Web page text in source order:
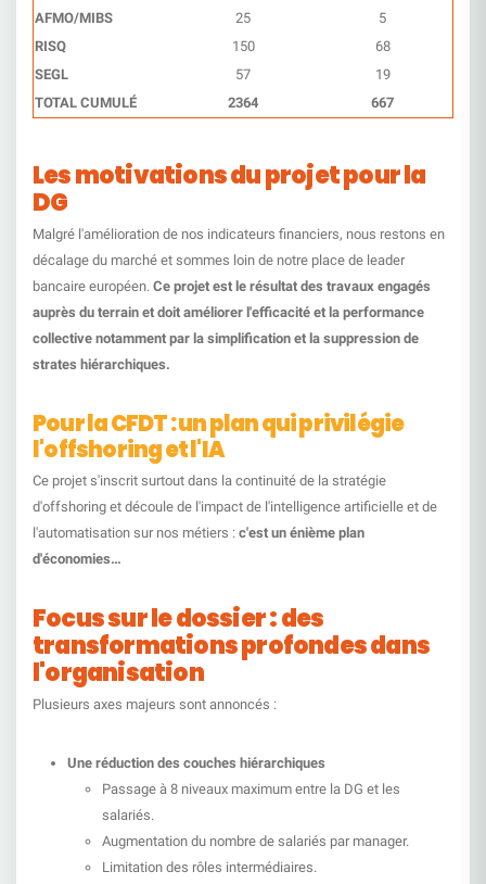
AFMO/MIBS
25
5
RISQ
150
68
SEGL
57
19
TOTAL CUMULÉ
2364 667
Les motivations du projet pour la
DG
Malgré l'amélioration de nos indicateurs financiers, nous restons en
décalage du marché et sommes loin de notre place de leader
bancaire européen. Ce projet est le résultat des travaux engagés
auprès du terrain et doit améliorer l'efficacité et la performance
collective notamment par la simplification et la suppression de
strates hiérarchiques.
Pour la CFDT : un plan qui privilégie
l'offshoring et l'IA
Ce projet s'inscrit surtout dans la continuité de la stratégie
d'offshoring et découle de l'impact de l'intelligence artificielle et de
l'automatisation sur nos métiers : c'est un énième plan
d'économies…
Focus sur le dossier : des
transformations profondes dans
l'organisation
Plusieurs axes majeurs sont annoncés :
Une réduction des couches hiérarchiques
Passage à 8 niveaux maximum entre la DG et les
salariés.
Augmentation du nombre de salariés par manager.
Limitation des rôles intermédiaires.